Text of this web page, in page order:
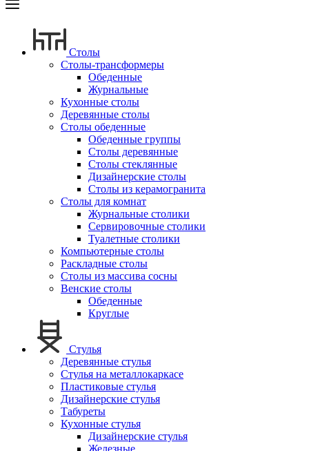
Столы
Столы-трансформеры
Обеденные
Журнальные
Кухонные столы
Деревянные столы
Столы обеденные
Обеденные группы
Столы деревянные
Столы стеклянные
Дизайнерские столы
Столы из керамогранита
Столы для комнат
Журнальные столики
Сервировочные столики
Туалетные столики
Компьютерные столы
Раскладные столы
Столы из массива сосны
Венские столы
Обеденные
Круглые
Стулья
Деревянные стулья
Стулья на металлокаркасе
Пластиковые стулья
Дизайнерские стулья
Табуреты
Кухонные стулья
Дизайнерские стулья
Железные